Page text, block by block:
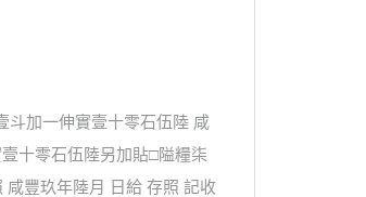
斗加一伸實壹十零石伍陸 咸
十零石伍陸另加貼□隘糧柒
豐玖年陸月 日給 存照 記收